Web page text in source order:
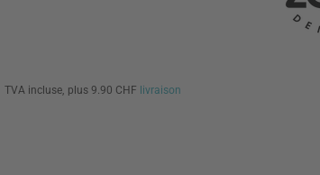
TVA incluse, plus 9.90 CHF livraison